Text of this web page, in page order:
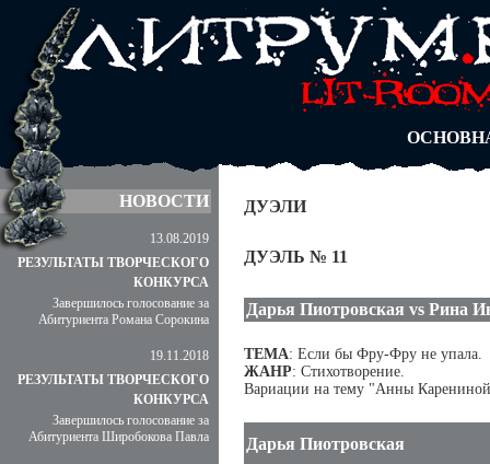
АВТОРЫ
БЛОГИ
АБИТУРА
НОВОСТИ
13.08.2019
РЕЗУЛЬТАТЫ ТВОРЧЕСКОГО
КОНКУРСА
Завершилось голосование за
Абитуриента Романа Сорокина
19.11.2018
РЕЗУЛЬТАТЫ ТВОРЧЕСКОГО
КОНКУРСА
Завершилось голосование за
Абитуриента Широбокова Павла
ДУЭЛИ
ДУЭЛЬ № 11
Дарья Пиотровская vs Рина
ТЕМА: Если бы Фру-Фру не упала.
ЖАНР: Стихотворение.
Вариации на тему "Анны
Дарья Пиотровская